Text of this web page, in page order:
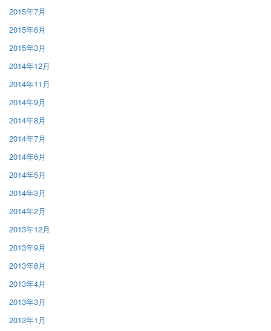
2015年7月
2015年6月
2015年3月
2014年12月
2014年11月
2014年9月
2014年8月
2014年7月
2014年6月
2014年5月
2014年3月
2014年2月
2013年12月
2013年9月
2013年8月
2013年4月
2013年3月
2013年1月